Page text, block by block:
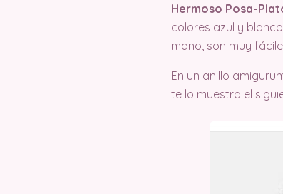
Hermoso Posa-
colores azul y
mano, son muy
En un anillo
te lo muestra el